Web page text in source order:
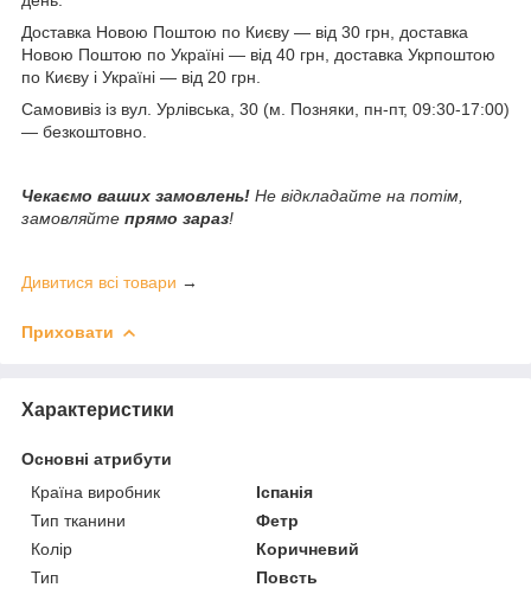
Доставка Новою Поштою по Києву — від 30 грн, доставка
Новою Поштою по Україні — від 40 грн, доставка Укрпоштою
по Києву і Україні — від 20 грн.
Самовивіз із вул. Урлівська, 30 (м. Позняки, пн-пт, 09:30-17:00)
— безкоштовно.
Чекаємо ваших замовлень! Не відкладайте на потім,
замовляйте прямо зараз!
Дивитися всі товари →
Приховати
Характеристики
Основні атрибути
Країна виробник
Іспанія
Тип тканини
Фетр
Колір
Коричневий
Тип
Повсть